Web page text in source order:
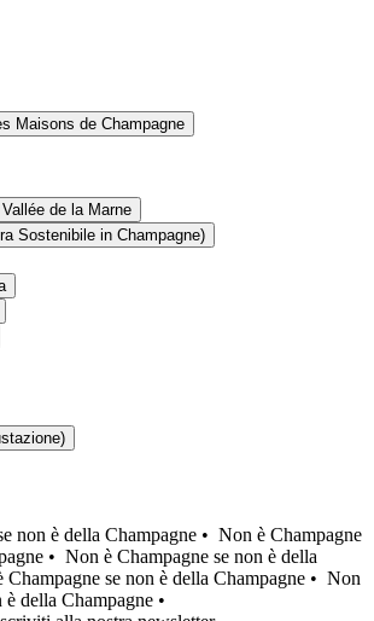
Maisons de Champagne
de la Marne
Sostenibile in Champagne)
non è della Champagne • Non è Champagne
• Non è Champagne se non è della
Champagne se non è della Champagne • Non
della Champagne •